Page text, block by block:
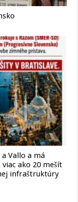
Vallo a má
ako 20 mešít
infraštruktúry